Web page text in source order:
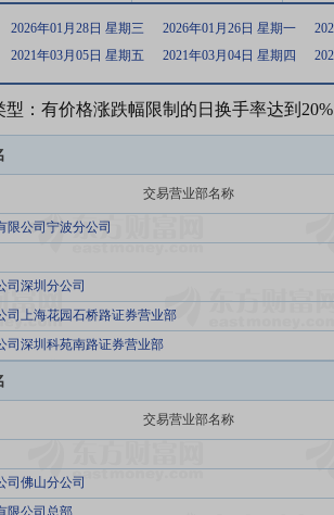
2026年01月28日 星期三 2026年01月26日 星期一
2021年03月05日 星期五 2021年03月04日 星期四
型：有价格涨跌幅限制的日换手率达到
交易营业部名称
限公司宁波分公司
司深圳分公司
司上海花园石桥路证券营业部
司深圳科苑南路证券营业部
交易营业部名称
司佛山分公司
限公司总部